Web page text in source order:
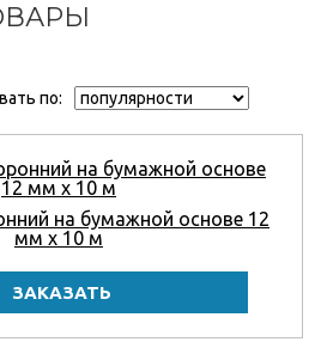
по:
на бумажной основе 12
мм x 10 м